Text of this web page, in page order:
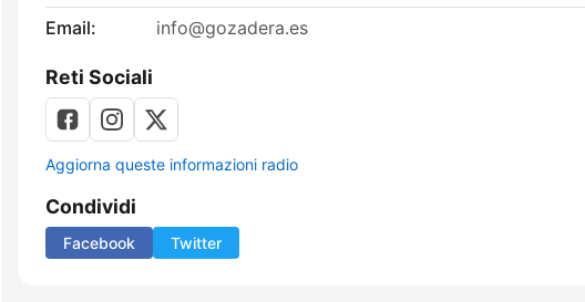
Email:
info@gozadera.es
Reti Sociali
Aggiorna queste informazioni radio
Condividi
Facebook Twitter